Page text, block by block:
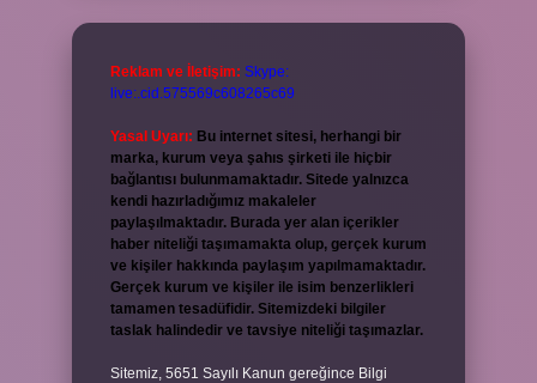
Reklam ve İletişim: Skype:
live:.cid.575569c608265c69
Yasal Uyarı: Bu internet sitesi, herhangi bir
marka, kurum veya şahıs şirketi ile hiçbir
bağlantısı bulunmamaktadır. Sitede yalnızca
kendi hazırladığımız makaleler
paylaşılmaktadır. Burada yer alan içerikler
haber niteliği taşımamakta olup, gerçek kurum
ve kişiler hakkında paylaşım yapılmamaktadır.
Gerçek kurum ve kişiler ile isim benzerlikleri
tamamen tesadüfidir. Sitemizdeki bilgiler
taslak halindedir ve tavsiye niteliği taşımazlar.
Sitemiz, 5651 Sayılı Kanun gereğince Bilgi